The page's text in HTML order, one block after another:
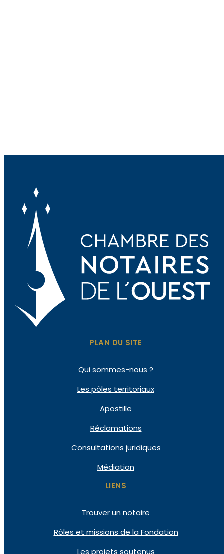
PLAN DU SITE
Quisommes-nous ?
Les pôles territoriaux
Apostille
Réclamations
Consultations juridiques
Médiation
LIENS
Trouver un notaire
Rôles et missions de la Fondation
Les projets soutenus